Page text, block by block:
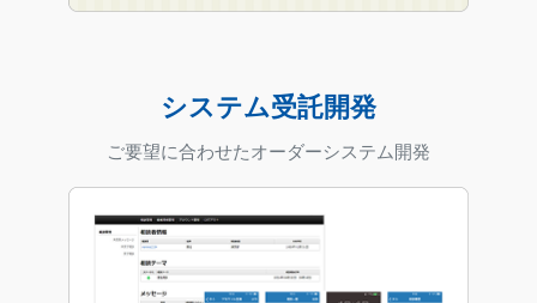
システム受託開発
ご要望に合わせたオーダーシステム開発